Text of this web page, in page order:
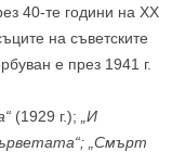
40-те години на XX
на съветските
е през 1941 г.
(1929 г.);
„И
„Смърт